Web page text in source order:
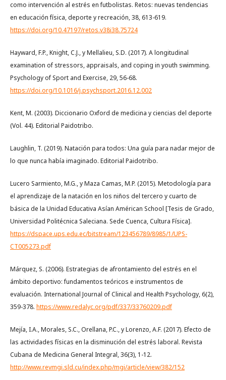
como intervención al estrés en futbolistas. Retos: nuevas tendencias
en educación física, deporte y recreación, 38, 613-619.
https://doi.org/10.47197/retos.v38i38.75724
Hayward, F.P., Knight, C.J., y Mellalieu, S.D. (2017). A longitudinal
examination of stressors, appraisals, and coping in youth swimming.
Psychology of Sport and Exercise, 29, 56-68.
https://doi.org/10.1016/j.psychsport.2016.12.002
Kent, M. (2003). Diccionario Oxford de medicina y ciencias del deporte
(Vol. 44). Editorial Paidotribo.
Laughlin, T. (2019). Natación para todos: Una guía para nadar mejor de
lo que nunca había imaginado. Editorial Paidotribo.
Lucero Sarmiento, M.G., y Maza Camas, M.P. (2015). Metodología para
el aprendizaje de la natación en los niños del tercero y cuarto de
básica de la Unidad Educativa Asían Américan School [Tesis de Grado,
Universidad Politécnica Saleciana. Sede Cuenca, Cultura Física].
https://dspace.ups.edu.ec/bitstream/123456789/8985/1/UPS-
CT005273.pdf
Márquez, S. (2006). Estrategias de afrontamiento del estrés en el
ámbito deportivo: fundamentos teóricos e instrumentos de
evaluación. International Journal of Clinical and Health Psychology, 6(2),
359-378. https://www.redalyc.org/pdf/337/33760209.pdf
Mejía, I.A., Morales, S.C., Orellana, P.C., y Lorenzo, A.F. (2017). Efecto de
las actividades físicas en la disminución del estrés laboral. Revista
Cubana de Medicina General Integral, 36(3), 1-12.
http://www.revmgi.sld.cu/index.php/mgi/article/view/382/152